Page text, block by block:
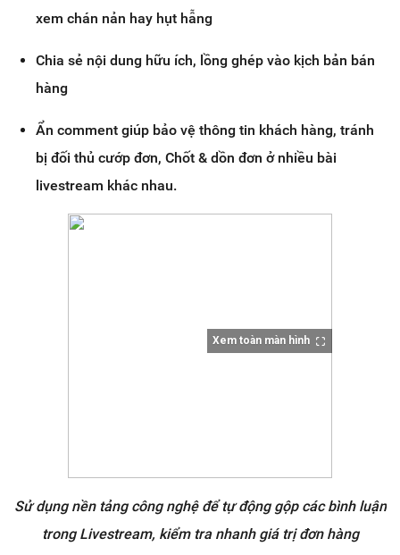
xem chán nản hay hụt hẫng
Chia sẻ nội dung hữu ích, lồng ghép vào kịch bản bán
hàng
Ẩn comment giúp bảo vệ thông tin khách hàng, tránh
bị đối thủ cướp đơn, Chốt & dồn đơn ở nhiều bài
livestream khác nhau.
Xem toàn màn hình
Sử dụng nền tảng công nghệ để tự động gộp các bình luận
trong Livestream, kiểm tra nhanh giá trị đơn hàng